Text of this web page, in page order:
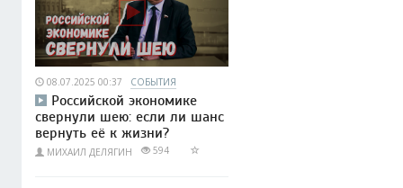
08.07.2025 00:37 СОБЫТИЯ
Российской экономике
свернули шею: если ли шанс
вернуть её к жизни?
МИХАИЛ ДЕЛЯГИН 594